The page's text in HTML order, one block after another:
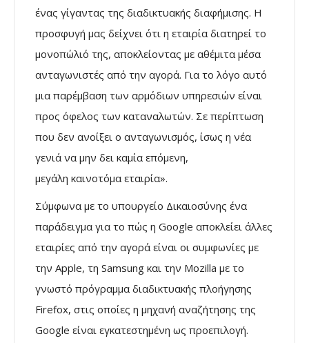
ένας γίγαντας της διαδικτυακής διαφήμισης. Η
προσφυγή μας δείχνει ότι η εταιρία διατηρεί το
μονοπώλιό της, αποκλείοντας με αθέμιτα μέσα
ανταγωνιστές από την αγορά. Για το λόγο αυτό
μια παρέμβαση των αρμόδιων υπηρεσιών είναι
προς όφελος των καταναλωτών. Σε περίπτωση
που δεν ανοίξει ο ανταγωνισμός, ίσως η νέα
γενιά να μην δει καμία επόμενη,
μεγάλη καινοτόμα εταιρία».
Σύμφωνα με το υπουργείο Δικαιοσύνης ένα
παράδειγμα για το πώς η Google αποκλείει άλλες
εταιρίες από την αγορά είναι οι συμφωνίες με
την Apple, τη Samsung και την Mozilla με το
γνωστό πρόγραμμα διαδικτυακής πλοήγησης
Firefox, στις οποίες η μηχανή αναζήτησης της
Google είναι εγκατεστημένη ως προεπιλογή.